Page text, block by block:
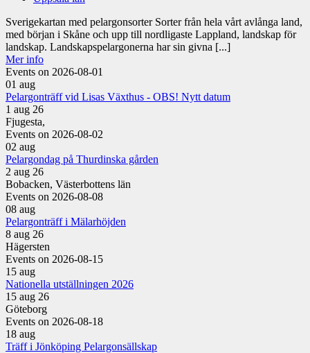
Sverigekartan med pelargonsorter Sorter från hela vårt avlånga land,
med början i Skåne och upp till nordligaste Lappland, landskap för
landskap. Landskapspelargonerna har sin givna [...]
Mer info
Events on 2026-08-01
01 aug
Pelargonträff vid Lisas Växthus - OBS! Nytt datum
1 aug 26
Fjugesta,
Events on 2026-08-02
02 aug
Pelargondag på Thurdinska gården
2 aug 26
Bobacken, Västerbottens län
Events on 2026-08-08
08 aug
Pelargonträff i Mälarhöjden
8 aug 26
Hägersten
Events on 2026-08-15
15 aug
Nationella utställningen 2026
15 aug 26
Göteborg
Events on 2026-08-18
18 aug
Träff i Jönköping Pelargonsällskap